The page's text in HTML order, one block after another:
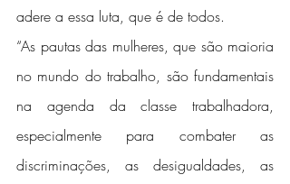
adere a essa luta, que é de todos.
“As pautas das mulheres, que são maioria
no mundo do trabalho, são fundamentais
na agenda da classe trabalhadora,
especialmente para combater as
discriminações, as desigualdades, as